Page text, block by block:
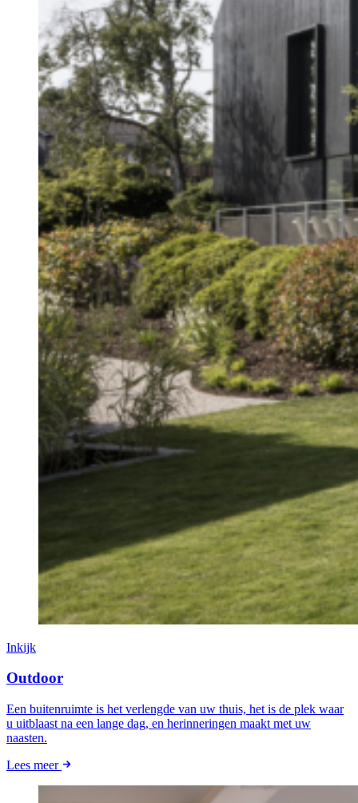
Inkijk
Outdoor
Een buitenruimte is het verlengde van uw thuis, het is de plek waar
u uitblaast na een lange dag, en herinneringen maakt met uw
naasten.
Lees meer